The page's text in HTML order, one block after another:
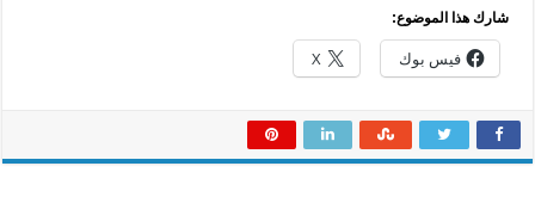
شارك هذا الموضوع:
فيس بوك X